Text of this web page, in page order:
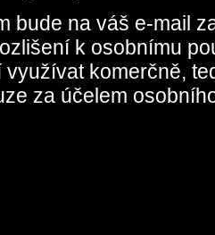
bude na váš e-mail
k osobnímu
využívat komerčně,
za účelem